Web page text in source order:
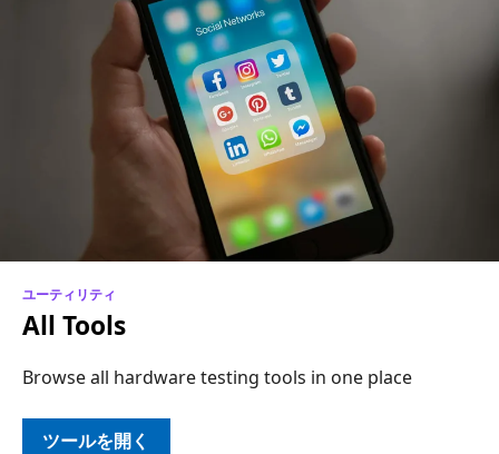
ユーティリティ
All Tools
Browse all hardware testing tools in one place
ツールを開く